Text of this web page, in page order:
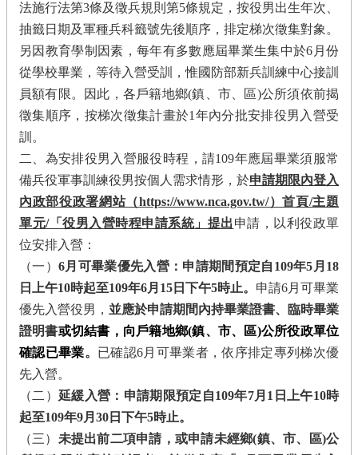
法施行法第3條及徵兵規則第5條規定，按役男出生年次、
抽籤日期及軍種兵科籤號先後順序，排定梯次徵集對象。
另因教育學制因素，每年有多數應屆畢業生集中於6 月份
從學校畢業，等待入營受訓，惟國防部新兵訓練中心接訓
員額有限。因此，各戶籍地鄉(鎮、市、區)公所須依前揭
徵集順序，按梯次徵集計畫於1 年內分批安排役男入營受
訓。
二、為安排役男入營服役時程，請109年應屆畢業須服常
備兵役軍事訓練役男按個人需求情形，於申請期限內登入
內政部役政署網站（https://www.nca.gov.tw/）首頁/主題
單元/「役男入營時程申請系統」提出申請，以利役政單
位安排入營：
（一） 6月可畢業優先入營：申請期間預定自 109年5 月 18
日上午10時起至109年6月 15 日下午5時止。 申請6月可畢業
優先入營役男， 並應於申請期間內持畢業證書、臨時畢業
證明書或切結書，向戶籍地鄉(鎮、市、區)公所役政單位
確認已畢業。 已確認6月可畢業者，依序排定專列梯次優
先入營。
（二） 延緩入營：申請期限預定自109年7月 1 日上午10時
起至109年9月 30 日下午5時止。
（三） 未提出前二項申請，或申請未經鄉(鎮、市、區)公